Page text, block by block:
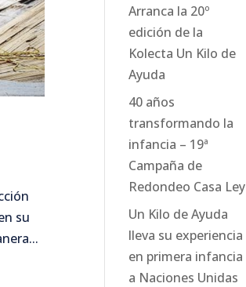
su
Arranca la 20º
edición de la
Kolecta Un Kilo de
Ayuda
40 años
transformando la
infancia – 19ª
Campaña de
Redondeo Casa Ley
Un Kilo de Ayuda
lleva su experiencia
en primera infancia
a Naciones Unidas